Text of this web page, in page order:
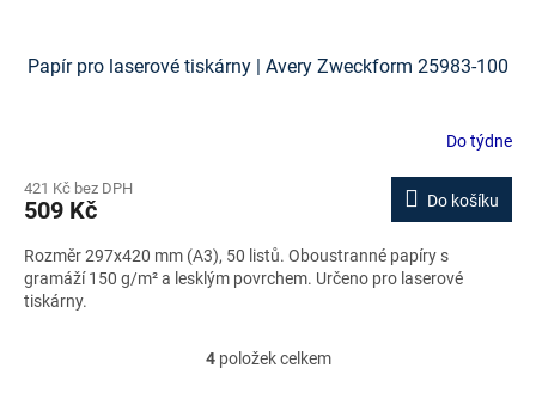
Papír pro laserové tiskárny | Avery Zweckform 25983-100
Do týdne
421 Kč bez DPH
509 Kč Do košíku
Rozměr 297x420 mm (A3), 50 listů. Oboustranné papíry s
gramáží 150 g/m² a lesklým povrchem. Určeno pro laserové
tiskárny.
O
4položek celkem